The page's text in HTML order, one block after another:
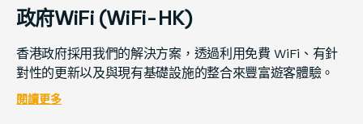
政府WiFi (WiFi-HK)
香港政府採用我們的解決方案，透過利用免費 WiFi、有針
對性的更新以及與現有基礎設施的整合來豐富遊客體驗。
閱讀更多